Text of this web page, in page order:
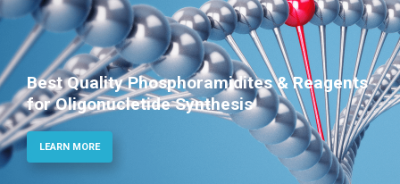
Best Quality Phosphoramidites & Reagents
for Oligonucletide Synthesis
LEARN MORE